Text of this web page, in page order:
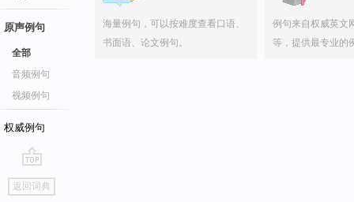
原声例句
全部
音频例句
视频例句
权威例句
go
top
返回词典
海量例句，可以按难度查看口语、
书面语、论文例句。
例句来自权威英文
等，提供最专业的